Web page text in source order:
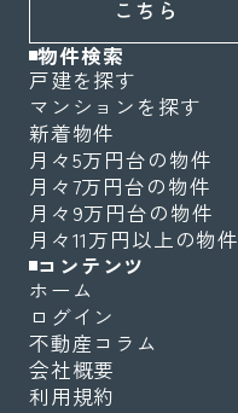
こちら
物件検索
戸建を探す
マンションを探す
新着物件
月々5万円台の物件
月々7万円台の物件
月々9万円台の物件
月々11万円以上の物件
コンテンツ
ホーム
ログイン
不動産コラム
会社概要
利用規約